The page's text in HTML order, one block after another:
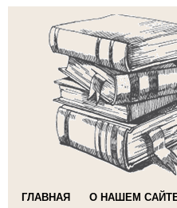
ГЛАВНАЯ О НАШЕМ